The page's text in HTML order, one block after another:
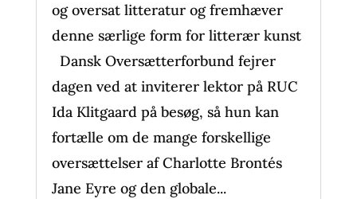
og oversat litteratur og fremhæver
denne særlige form for litterær kunst
Dansk Oversætterforbund fejrer
dagen ved at inviterer lektor på RUC
Ida Klitgaard på besøg, så hun kan
fortælle om de mange forskellige
oversættelser af Charlotte Brontés
Jane Eyre og den globale...